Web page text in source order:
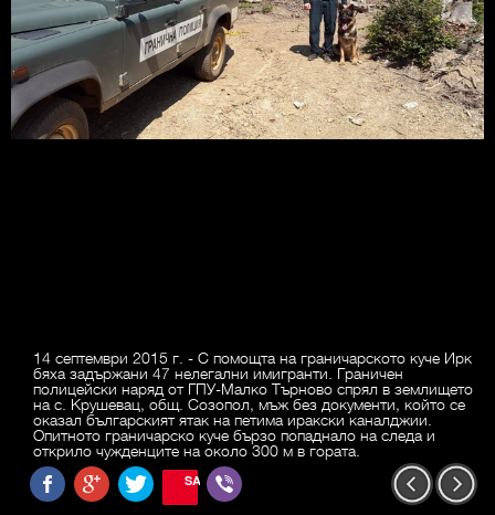
14 септември 2015 г. - С помощта на граничарското куче Ирк
бяха задържани 47 нелегални имигранти. Граничен
полицейски наряд от ГПУ-Малко Търново спрял в землището
на с. Крушевац, общ. Созопол, мъж без документи, който се
оказал българският ятак на петима иракски каналджии.
Опитното граничарско куче бързо попаднало на следа и
открило чужденците на около 300 м в гората.
SAVE